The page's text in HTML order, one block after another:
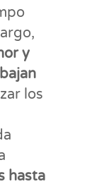
y
los
hasta